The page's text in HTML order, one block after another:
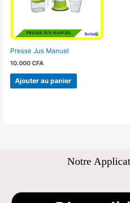
Presse Jus Manuel
10.000CFA
Ajouter au panier
Notre